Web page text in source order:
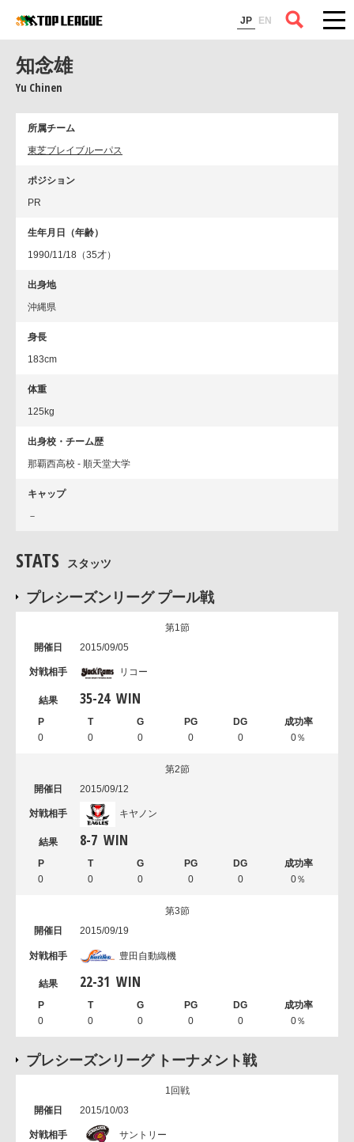
JP EN
コラム
知念雄
Yu Chinen
所属チーム
東芝ブレイブルーパス
ポジション
PR
生年月日（年齢）
1990/11/18（35才）
出身地
沖縄県
身長
183cm
体重
125kg
出身校・チーム歴
那覇西高校 - 順天堂大学
キャップ
－
STATS スタッツ
プレシーズンリーグ プール戦
第1節
2015/09/05
リコー
35-24 WIN
0 0 0 0 0 0％
第2節
2015/09/12
キヤノン
8-7 WIN
0 0 0 0 0 0％
第3節
2015/09/19
豊田自動織機
22-31 WIN
0 0 0 0 0 0％
プレシーズンリーグ トーナメント戦
1回戦
2015/10/03
サントリー